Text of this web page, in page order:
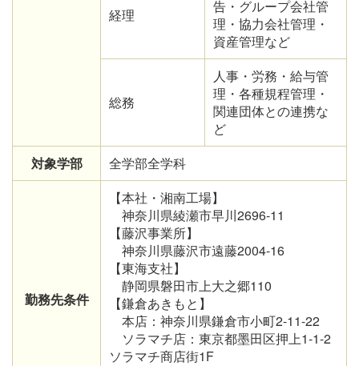
経理
告・グループ会社管
理・協力会社管理・
資産管理など
総務
人事・労務・給与管
理・各種規程管理・
関連団体との連携な
ど
対象学部
全学部全学科
勤務先条件
【本社・湘南工場】
神奈川県綾瀬市早川2696-11
【藤沢事業所】
神奈川県藤沢市遠藤2004-16
【東海支社】
静岡県磐田市上大之郷110
【鎌倉あきもと】
本店：神奈川県鎌倉市小町2-11-22
ソラマチ店：東京都墨田区押上1-1-2
ソラマチ商店街1F